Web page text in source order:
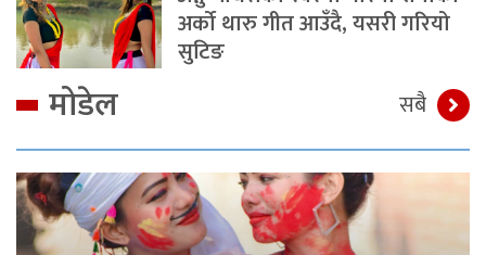
अर्को थारु गीत आउँदै, यसरी गरियो
सुटिङ
मोडेल सबै